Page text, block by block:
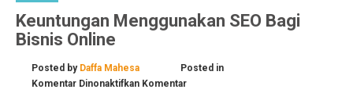
Keuntungan Menggunakan SEO Bagi
Bisnis Online
Posted by Daffa Mahesa
Posted in
Komentar Dinonaktifkanpada
Komentar